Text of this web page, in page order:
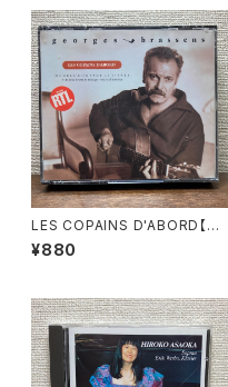
LES COPAINS D'ABORD【演
奏者：georges brassens】レ
コード会社：PHILIPS 1989年
¥880